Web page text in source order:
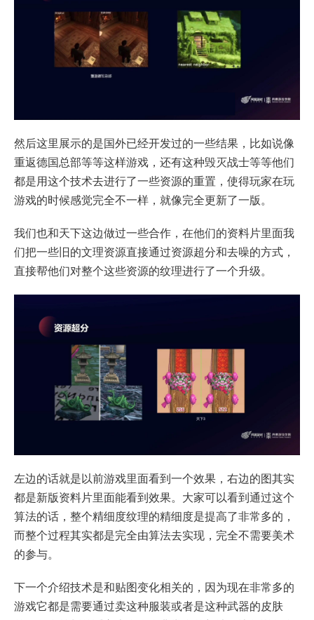
然后这里展示的是国外已经开发过的一些结果，比如说像
重返德国总部等等这样游戏，还有这种毁灭战士等等他们
都是用这个技术去进行了一些资源的重置，使得玩家在玩
游戏的时候感觉完全不一样，就像完全更新了一版。
我们也和天下这边做过一些合作，在他们的资料片里面我
们把一些旧的文理资源直接通过资源超分和去噪的方式，
直接帮他们对整个这些资源的纹理进行了一个升级。
左边的话就是以前游戏里面看到一个效果，右边的图其实
都是新版资料片里面能看到效果。大家可以看到通过这个
算法的话，整个精细度纹理的精细度是提高了非常多的，
而整个过程其实都是完全由算法去实现，完全不需要美术
的参与。
下一个介绍技术是和贴图变化相关的，因为现在非常多的
游戏它都是需要通过卖这种服装或者是这种武器的皮肤